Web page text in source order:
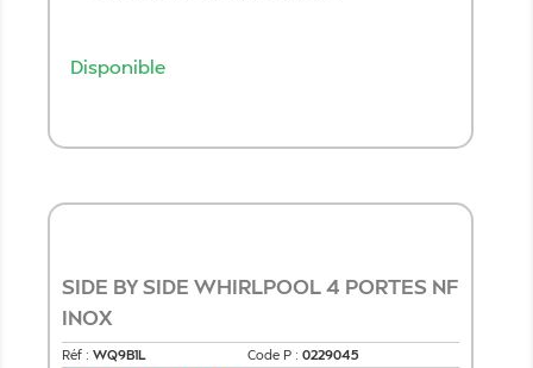
Disponible
SIDE BY SIDE WHIRLPOOL 4 PORTES NF
INOX
Réf : WQ9B1L Code P : 0229045